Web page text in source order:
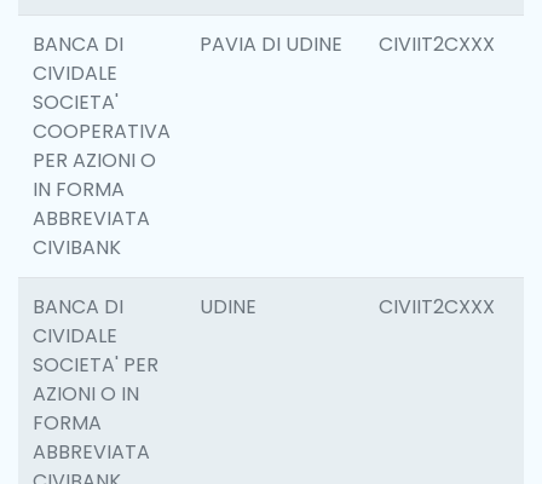
BANCA DI
CIVIDALE
SOCIETA'
COOPERATIVA
PER AZIONI O
IN FORMA
ABBREVIATA
CIVIBANK
PAVIA DI UDINE CIVIIT2CXXX
BANCA DI
CIVIDALE
SOCIETA' PER
AZIONI O IN
FORMA
ABBREVIATA
UDINE CIVIIT2CXXX